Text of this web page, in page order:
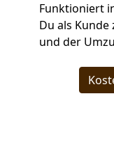
Funktioniert
Du als
und der